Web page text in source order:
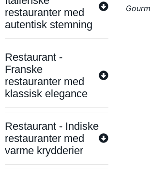
restauranter med
autentisk stemning
Restaurant -
Franske
restauranter med
klassisk elegance
Restaurant - Indiske
restauranter med
varme krydderier